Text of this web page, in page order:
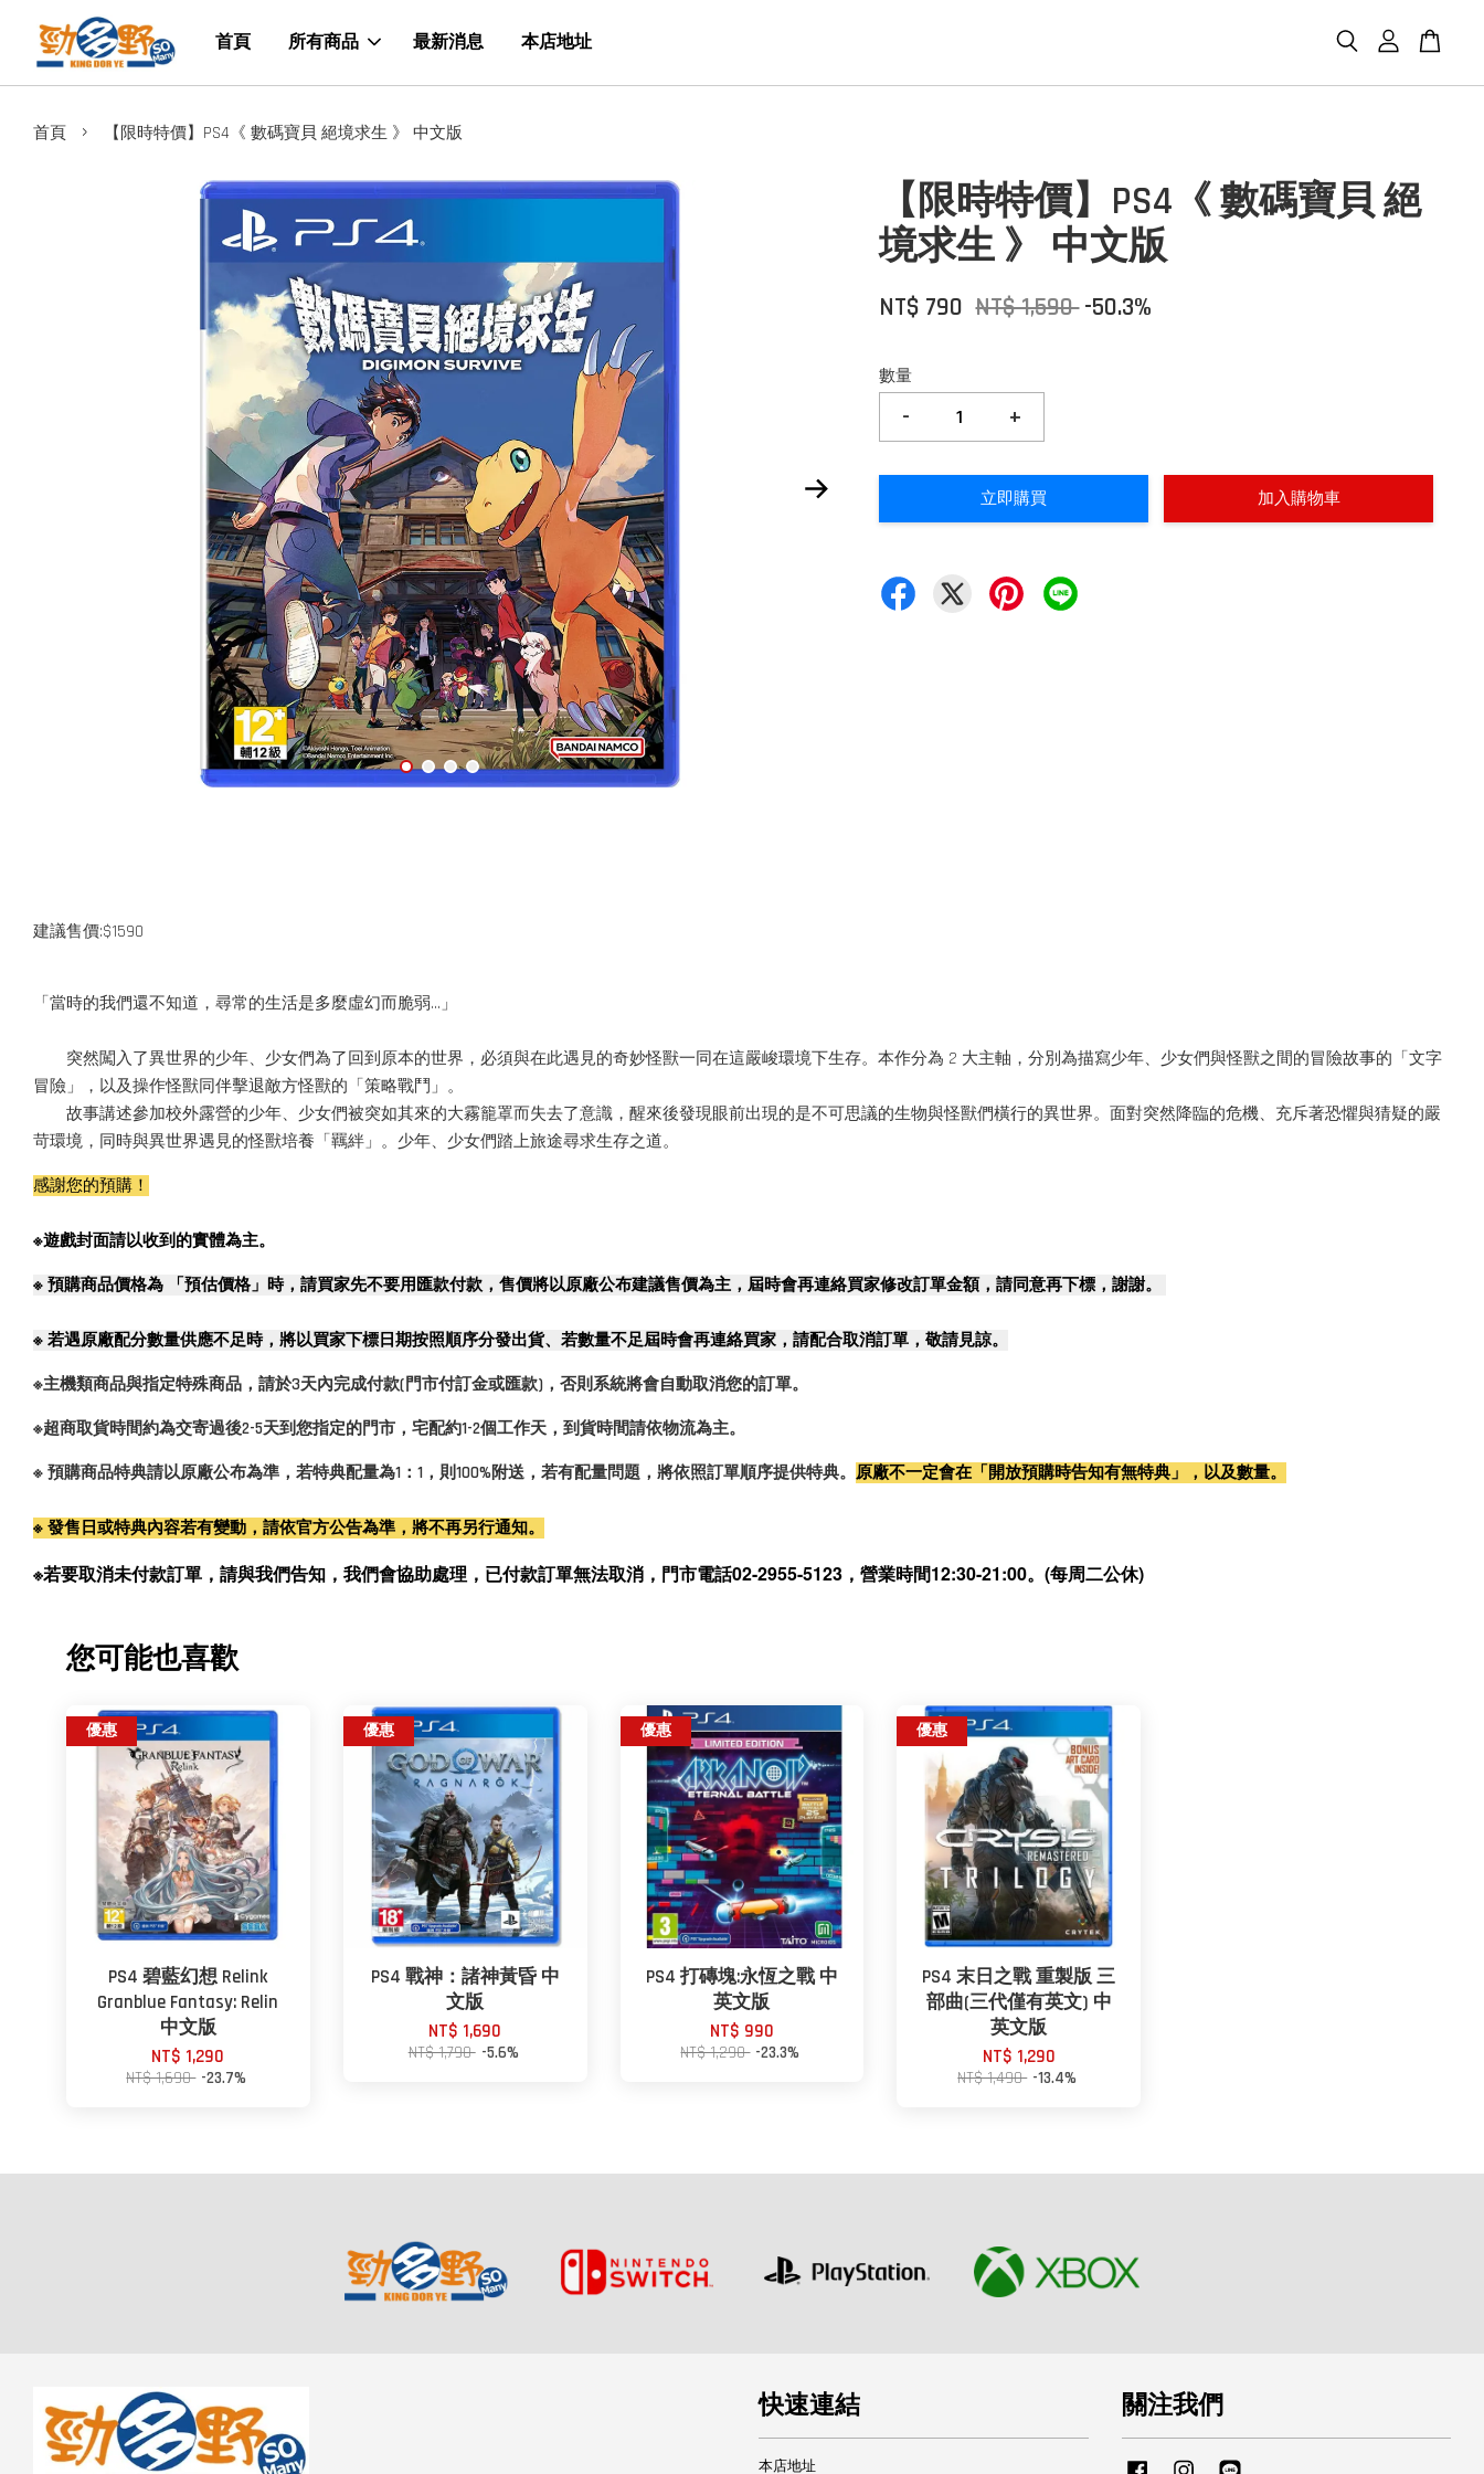
首頁 所有商品 最新消息 本店地址
首頁 › 【限時特價】PS4《 數碼寶貝 絕境求生 》 中文版
【限時特價】PS4《 數碼寶貝 絕
境求生 》 中文版
NT$ 790 NT$ 1,590-50.3%
數量
- +
立即購買 加入購物車
建議售價:$1590
「當時的我們還不知道，尋常的生活是多麼虛幻而脆弱…」
突然闖入了異世界的少年、少女們為了回到原本的世界，必須與在此遇見的奇妙怪獸一同在這嚴峻環境下生存。本作分為 2 大主軸，分別為描寫少年、少女們與怪獸之間的冒險故事的「文字
冒險」，以及操作怪獸同伴擊退敵方怪獸的「策略戰鬥」。
故事講述參加校外露營的少年、少女們被突如其來的大霧籠罩而失去了意識，醒來後發現眼前出現的是不可思議的生物與怪獸們橫行的異世界。面對突然降臨的危機、充斥著恐懼與猜疑的嚴
苛環境，同時與異世界遇見的怪獸培養「羈絆」。少年、少女們踏上旅途尋求生存之道。
感謝您的預購！
※遊戲封面請以收到的實體為主。
※ 預購商品價格為 「預估價格」時，請買家先不要用匯款付款，售價將以原廠公布建議售價為主，屆時會再連絡買家修改訂單金額，請同意再下標，謝謝。
※ 若遇原廠配分數量供應不足時，將以買家下標日期按照順序分發出貨、若數量不足屆時會再連絡買家，請配合取消訂單，敬請見諒。
※主機類商品與指定特殊商品，請於3天內完成付款(門市付訂金或匯款)，否則系統將會自動取消您的訂單。
※超商取貨時間約為交寄過後2-5天到您指定的門市，宅配約1-2個工作天，到貨時間請依物流為主。
※ 預購商品特典請以原廠公布為準，若特典配量為1：1，則100%附送，若有配量問題，將依照訂單順序提供特典。 原廠不一定會在「開放預購時告知有無特典」，以及數量。
※ 發售日或特典內容若有變動，請依官方公告為準，將不再另行通知。
※若要取消未付款訂單，請與我們告知，我們會協助處理，已付款訂單無法取消，門市電話02-2955-5123，營業時間12:30-21:00。(每周二公休)
您可能也喜歡
優惠
PS4 碧藍幻想 Relink
Granblue Fantasy: Relin
中文版
NT$ 1,290
NT$ 1,690 -23.7%
優惠
PS4 戰神：諸神黃昏 中
文版
NT$ 1,690
NT$ 1,790 -5.6%
優惠
PS4 打磚塊:永恆之戰 中
英文版
NT$ 990
NT$ 1,290 -23.3%
優惠
PS4 末日之戰 重製版 三
部曲(三代僅有英文) 中
英文版
NT$ 1,290
NT$ 1,490 -13.4%
快速連結
本店地址
關注我們
Facebook Instagram